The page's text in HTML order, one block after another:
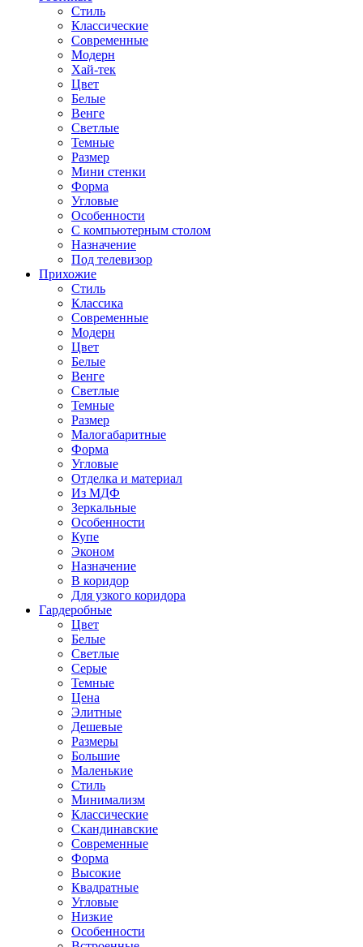
Стиль
Классические
Современные
Модерн
Хай-тек
Цвет
Белые
Венге
Светлые
Темные
Размер
Мини стенки
Форма
Угловые
Особенности
С компьютерным столом
Назначение
Под телевизор
Прихожие
Стиль
Классика
Современные
Модерн
Цвет
Белые
Венге
Светлые
Темные
Размер
Малогабаритные
Форма
Угловые
Отделка и материал
Из МДФ
Зеркальные
Особенности
Купе
Эконом
Назначение
В коридор
Для узкого коридора
Гардеробные
Цвет
Белые
Светлые
Серые
Темные
Цена
Элитные
Дешевые
Размеры
Большие
Маленькие
Стиль
Минимализм
Классические
Скандинавские
Современные
Форма
Высокие
Квадратные
Угловые
Низкие
Особенности